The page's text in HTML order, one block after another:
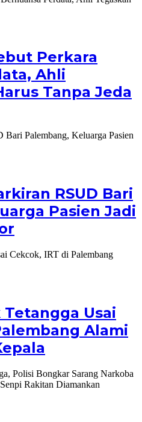
Perkara
Ahli
Tanpa Jeda
RSUD Bari
Pasien Jadi
Usai
Alami